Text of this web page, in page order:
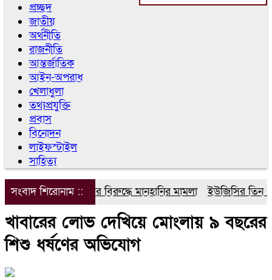
প্রচ্ছদ
জাতীয়
অর্থনীতি
রাজনীতি
আন্তর্জাতিক
আইন-অপরাধ
খেলাধুলা
তথ্যপ্রযুক্তি
প্রবাস
বিনোদন
লাইফস্টাইল
সাহিত্য
সংবাদ শিরোনাম ::
ডিপজলের বিরুদ্ধে মানহানির মামলা ইউজিসির তিন
খাবারের লোভ দেখিয়ে মোংলায় ৯ বছরের
শিশু ধর্ষণের অভিযোগ